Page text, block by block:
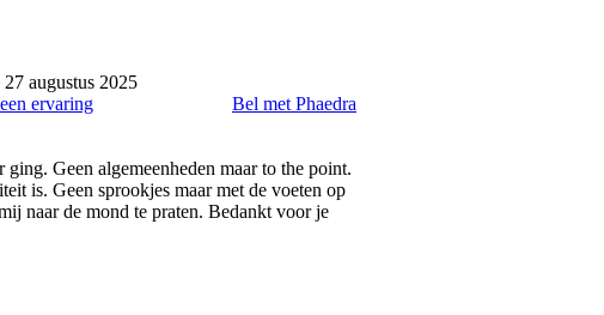
27 augustus 2025
ervaring
Bel met Phaedra
Geen algemeenheden maar to the point.
is. Geen sprookjes maar met de voeten op
naar de mond te praten. Bedankt voor je